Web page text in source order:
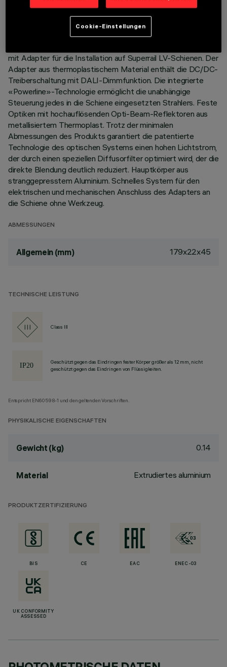
mit Adapter für die Installation auf Superrail LV-Schienen. Der
Adapter aus thermoplastischem Material enthält die DC/DC-
Treiberschaltung mit DALI-Dimmfunktion. Die integrierte
«Powerline»-Technologie ermöglicht die unabhängige
Steuerung jedes in die Schiene eingesetzten Strahlers. Feste
Optiken mit hochauflösenden Opti-Beam-Reflektoren aus
metallisiertem Thermoplast. Trotz der minimalen
Abmessungen des Produkts garantiert die patentierte
Technologie des optischen Systems einen hohen Lichtstrom,
der durch einen speziellen Diffusorfilter optimiert wird, der die
direkte Blendung deutlich reduziert. Hauptkörper aus
stranggepresstem Aluminium. Schnelles System für den
elektrischen und mechanischen Anschluss des Adapters an
die Schiene ohne Werkzeug.
ABMESSUNGEN
Allgemein (mm) 179x22x45
TECHNISCHE LEISTUNG
Class III
Geschützt gegen das Eindringen fester Körper größer als 12 mm, nicht
geschützt gegen das Eindringen von Flüssigkeiten.
Entspricht EN60598-1 und den geltenden Vorschriften.
PHYSIKALISCHE EIGENSCHAFTEN
Gewicht (kg) 0.14
Material Extrudiertes aluminium
PRODUKTZERTIFIZIERUNG
BIS CE EAC ENEC-03
UK CONFORMITY
ASSESSED
Cookie-Einstellungen